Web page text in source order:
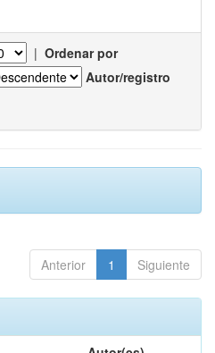
| Ordenar por
Autor/registro
Anterior 1 Siguiente